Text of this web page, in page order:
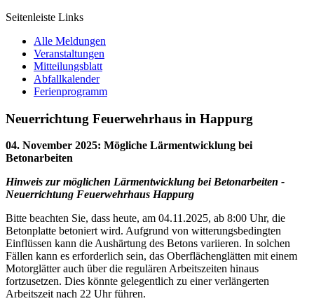
Seitenleiste Links
Alle Meldungen
Veranstaltungen
Mitteilungsblatt
Abfallkalender
Ferienprogramm
Neuerrichtung Feuerwehrhaus in Happurg
04. November 2025: Mögliche Lärmentwicklung bei
Betonarbeiten
Hinweis zur möglichen Lärmentwicklung bei Betonarbeiten -
Neuerrichtung Feuerwehrhaus Happurg
Bitte beachten Sie, dass heute, am 04.11.2025, ab 8:00 Uhr, die
Betonplatte betoniert wird. Aufgrund von witterungsbedingten
Einflüssen kann die Aushärtung des Betons variieren. In solchen
Fällen kann es erforderlich sein, das Oberflächenglätten mit einem
Motorglätter auch über die regulären Arbeitszeiten hinaus
fortzusetzen. Dies könnte gelegentlich zu einer verlängerten
Arbeitszeit nach 22 Uhr führen.